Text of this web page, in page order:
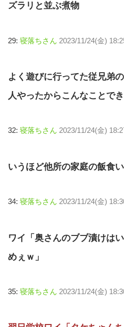
ズラリと並ぶ煮物
29: 寝落ちさん 2023/11/24(金)
よく遊びに行ってた従兄弟
人やったからこんなことで
32: 寝落ちさん 2023/11/24(金)
いうほど他所の家庭の飯食
34: 寝落ちさん 2023/11/24(金)
ワイ「奥さんのブブ漬けは
めぇｗ」
35: 寝落ちさん 2023/11/24(金)